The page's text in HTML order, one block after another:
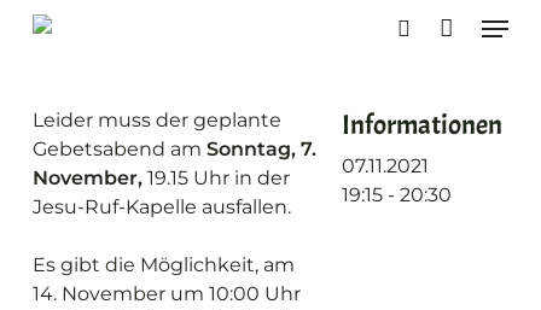
Skip
Leider muss der geplante
Gebetsabend am Sonntag, 7.
November,19.15 Uhr in der
Jesu-Ruf-Kapelle ausfallen.
Es gibt die Möglichkeit, am
14. November um 10:00 Uhr
Informationen
07.11.2021
19:15 - 20:30